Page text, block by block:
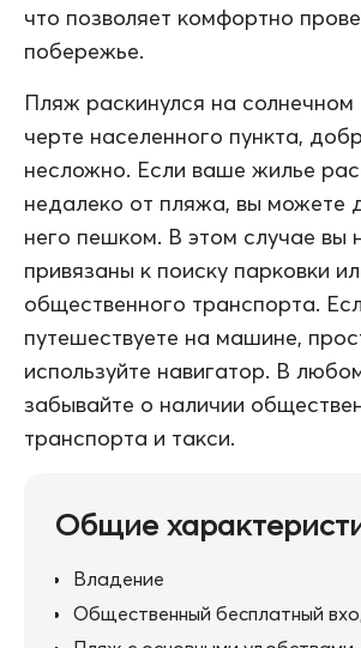
что позволяет комфортно
побережье.
Пляж раскинулся на солнечном
черте населенного пункта,
несложно. Если ваше жилье
недалеко от пляжа, вы можете
него пешком. В этом случае вы
привязаны к поиску парковки
общественного транспорта.
путешествуете на машине,
используйте навигатор. В
забывайте о наличии
транспорта и такси.
Общие
Владение
Общественный бесплатный